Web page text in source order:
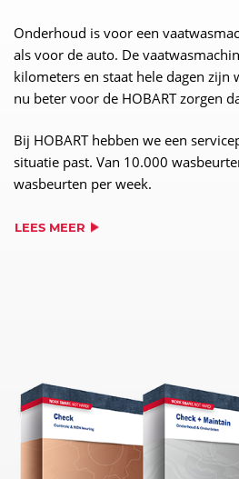
Onderhoud is voor een
als voor de auto. De
kilometers en staat hele dagen zijn
nu beter voor de HOBART zorgen
Bij HOBART hebben we een
situatie past. Van 10.000
wasbeurten per week.
LEES MEER